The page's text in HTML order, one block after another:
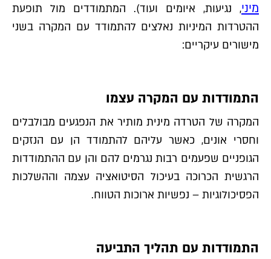
מיני, נגיעות, איומים ועוד). המתמודדים מול תופעת
ההטרדות המיניות נאלצים להתמודד עם המקרה בשני
מישורים עיקריים:
התמודדות עם המקרה עצמו
המקרה של הטרדה מינית מותיר את הנפגעים מבולבלים
וחסרי אונים, כאשר עליהם להתמודד הן עם הנזקים
הגופניים שפעמים רבות נגרמים להם והן עם ההתמודדות
הרגשית הכרוכה בעיכול הסיטואציה עצמה וההשלכות
הפסיכולוגיות – נפשיות ארוכות הטווח.
התמודדות עם תהליך התביעה